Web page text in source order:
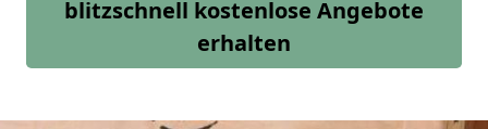
blitzschnell kostenlose Angebote
erhalten